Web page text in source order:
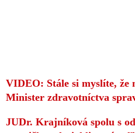
VIDEO: Stále si myslíte, že
Minister zdravotníctva
JUDr. Krajníková spolu s